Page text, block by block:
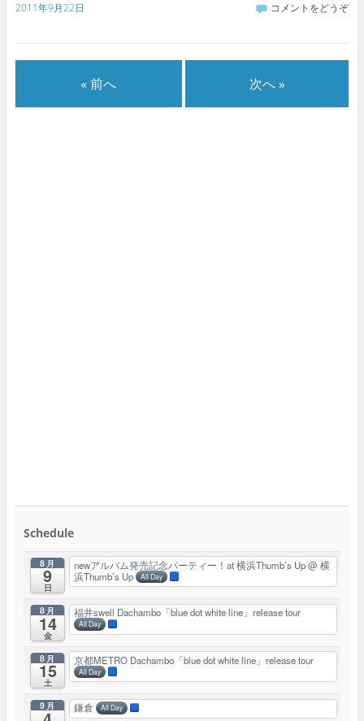
2011年9月22日 コメントをどうぞ
« 前へ 次へ »
Schedule
8月
9
日
newアルバム発売記念パーティー！at 横浜Thumb’s Up@ 横
浜Thumb’s Up
All Day
8月
14
金
福井swell Dachambo「blue dot white line」release tour
All Day
8月
15
土
京都METRO Dachambo「blue dot white line」release tour
All Day
9月 鎌倉 All Day